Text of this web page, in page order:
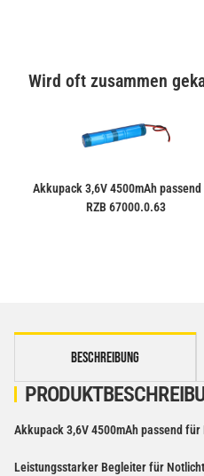
Wird oft zusammen
Akkupack 3,6V 4500mAh
RZB 67000.0.63
BESCHREIBUNG
Akkupack 3,6V 4500mAh passend für
Leistungsstarker Begleiter für